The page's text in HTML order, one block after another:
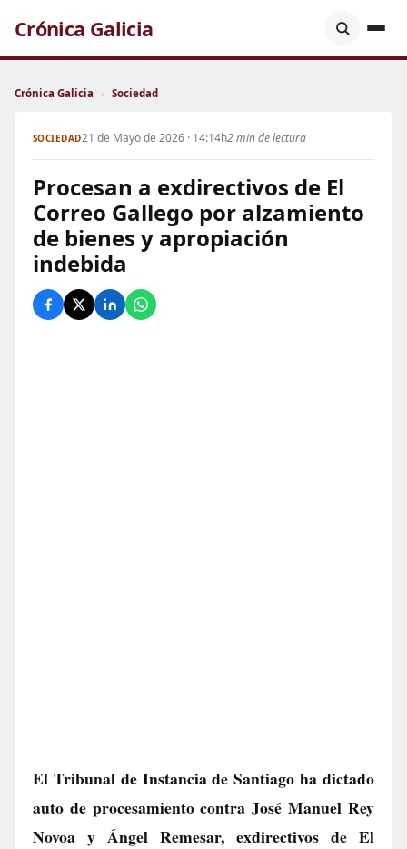
Crónica Galicia
Crónica Galicia › Sociedad
SOCIEDAD21 de Mayo de 2026 · 14:14h2 min de lectura
Procesan a exdirectivos de El
Correo Gallego por alzamiento
de bienes y apropiación
indebida
El Tribunal de Instancia de Santiago ha dictado
auto de procesamiento contra José Manuel Rey
Novoa y Ángel Remesar, exdirectivos de El